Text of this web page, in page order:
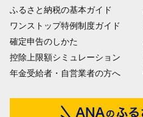
ふるさと納税の基本ガイド
ワンストップ特例制度ガイド
確定申告のしかた
控除上限額シミュレーション
年金受給者・自営業者の方へ